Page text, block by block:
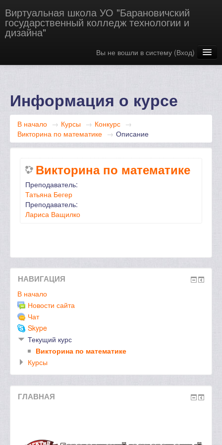
Виртуальная школа УО "Барановичский
государственный колледж технологии и
дизайна"
Вы не вошли в систему (Вход)
Информация о курсе
В начало → Курсы → Конкурс →
Викторина по математике → Описание
Викторина по математике
Преподаватель:
Татьяна Бегер
Преподаватель:
Лариса Ващилко
НАВИГАЦИЯ
В начало
Новости сайта
Чат
Skype
Текущий курс
Викторина по математике
Курсы
ГЛАВНАЯ